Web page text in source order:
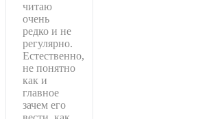
читаю
очень
редко и не
регулярно.
Естественно,
не понятно
как и
главное
зачем его